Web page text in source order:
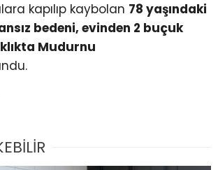
kapılıp kaybolan 78 yaşındaki
bedeni, evinden 2 buçuk
Mudurnu